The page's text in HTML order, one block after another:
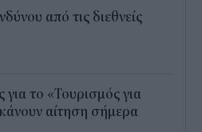
από τις διεθνείς
για το «Τουρισμός για
αίτηση σήμερα